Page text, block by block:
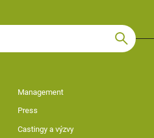
Management
Press
Castingy a výzvy